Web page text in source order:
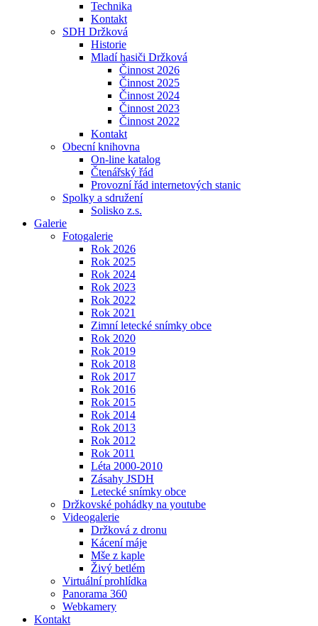
Technika
Kontakt
SDH Držková
Historie
Mladí hasiči Držková
Činnost 2026
Činnost 2025
Činnost 2024
Činnost 2023
Činnost 2022
Kontakt
Obecní knihovna
On-line katalog
Čtenářský řád
Provozní řád internetových stanic
Spolky a sdružení
Solisko z.s.
Galerie
Fotogalerie
Rok 2026
Rok 2025
Rok 2024
Rok 2023
Rok 2022
Rok 2021
Zimní letecké snímky obce
Rok 2020
Rok 2019
Rok 2018
Rok 2017
Rok 2016
Rok 2015
Rok 2014
Rok 2013
Rok 2012
Rok 2011
Léta 2000-2010
Zásahy JSDH
Letecké snímky obce
Držkovské pohádky na youtube
Videogalerie
Držková z dronu
Kácení máje
Mše z kaple
Živý betlém
Virtuální prohlídka
Panorama 360
Webkamery
Kontakt